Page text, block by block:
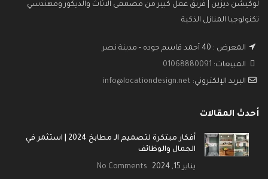
لوكيشن ديزين | فريق عمل كبير من مصممى الاثاث والديكور ومهندسي
تكنولوجيا المنازل الذكية
المعرض : 40 أحمد قاسم جوده - مدينة نصر
المبيعات: 01068880091
البريد الإلكتروني: info@locationdesign.net
أحدث المقالات
أفكار مبتكرة لتصميم الـ مطابخ 2024 | استثمر في
الجمال والوظائف
يناير 15, 2024 No Comments